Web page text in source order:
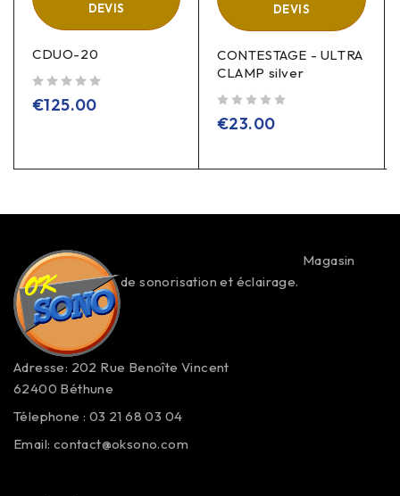
DEVIS
CDUO-20
€125.00
DEVIS
CONTESTAGE - ULTRA
CLAMP silver
€23.00
Magasin
de sonorisation et éclairage.
Adresse: 202 Rue Benoîte Vincent
62400 Béthune
Télephone : 03 21 68 03 04
Email: contact@oksono.com